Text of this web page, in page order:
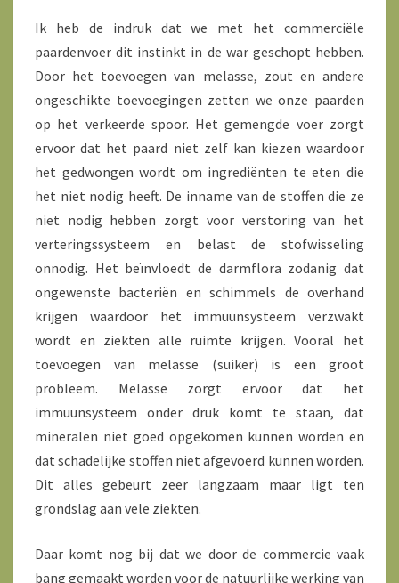
Ik heb de indruk dat we met het commerciële
paardenvoer dit instinkt in de war geschopt hebben.
Door het toevoegen van melasse, zout en andere
ongeschikte toevoegingen zetten we onze paarden
op het verkeerde spoor. Het gemengde voer zorgt
ervoor dat het paard niet zelf kan kiezen waardoor
het gedwongen wordt om ingrediënten te eten die
het niet nodig heeft. De inname van de stoffen die ze
niet nodig hebben zorgt voor verstoring van het
verteringssysteem en belast de stofwisseling
onnodig. Het beïnvloedt de darmflora zodanig dat
ongewenste bacteriën en schimmels de overhand
krijgen waardoor het immuunsysteem verzwakt
wordt en ziekten alle ruimte krijgen. Vooral het
toevoegen van melasse (suiker) is een groot
probleem. Melasse zorgt ervoor dat het
immuunsysteem onder druk komt te staan, dat
mineralen niet goed opgekomen kunnen worden en
dat schadelijke stoffen niet afgevoerd kunnen worden.
Dit alles gebeurt zeer langzaam maar ligt ten
grondslag aan vele ziekten.
Daar komt nog bij dat we door de commercie vaak
bang gemaakt worden voor de natuurlijke werking van